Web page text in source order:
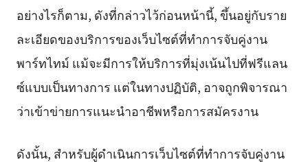
อย่างไรก็ตาม, ดังที่กล่าวไว้ก่อนหน้านี้, ขึ้นอยู่กับราย
ละเอียดของบริการของเว็บไซต์ที่ทำการจับคู่งาน
พาร์ทไทม์ แม้จะมีการให้บริการที่มุ่งเน้นไปที่ฟรีแลน
ซ์แบบเป็นทางการ แต่ในทางปฏิบัติ, อาจถูกพิจารณา
ว่าเข้าข่ายการแนะนำอาชีพหรือการสมัครงาน
ดังนั้น, สำหรับผู้ดำเนินการเว็บไซต์ที่ทำการจับคู่งาน